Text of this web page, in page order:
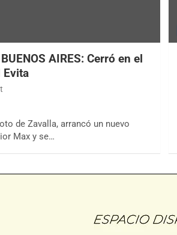
AIRES: Cerró en el
Evita
de Zavalla, arrancó un nuevo
Max y se…